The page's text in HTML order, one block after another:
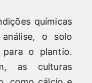
químicas
o solo
para o plantio.
as culturas